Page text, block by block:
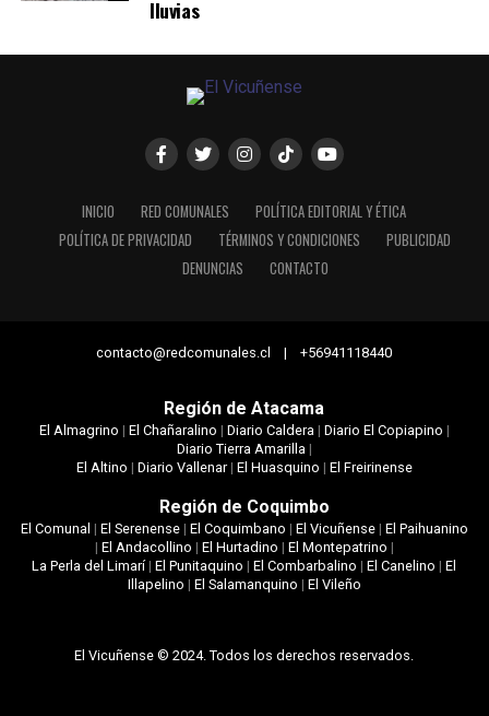
lluvias
INICIO RED COMUNALES
POLÍTICA EDITORIAL Y ÉTICA
POLÍTICA DE PRIVACIDAD
TÉRMINOS Y CONDICIONES
PUBLICIDAD
DENUNCIAS
CONTACTO
contacto@redcomunales.cl | +56941118440
Región de Atacama
El Almagrino | El Chañaralino | Diario Caldera| Diario El Copiapino |
Diario Tierra Amarilla|
El Altino | Diario Vallenar| El Huasquino | El Freirinense
Región de Coquimbo
El Comunal | El Serenense| El Coquimbano | El Vicuñense| El Paihuanino
| El Andacollino | El Hurtadino | El Montepatrino |
La Perla del Limarí|El Punitaquino |El Combarbalino |El Canelino |El
Illapelino | El Salamanquino | El Vileño
El Vicuñense © 2024. Todos los derechos reservados.